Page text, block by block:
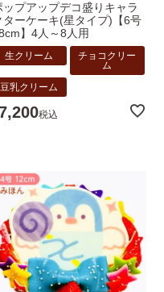
ップアップデコ盛りキャラ
ターケーキ(星タイプ)【6号
】4人～8人用
生クリーム
チョコクリー
ム
豆乳クリーム
税込